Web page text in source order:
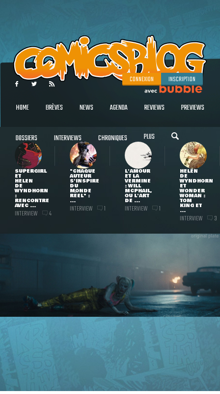
CONNEXION INSCRIPTION
HOME BRÈVES NEWS AGENDA REVIEWS PREVIEWS
DOSSIERS INTERVIEWS CHRONIQUES PLUS
SUPERGIRL
ET
HELEN
DE
WYNDHORN
:
RENCONTRE
AVEC ...
INTERVIEW 4
"CHAQUE
AUTEUR
S'INSPIRE
DU
MONDE
RÉEL" :
...
INTERVIEW 1
L'AMOUR
ET LA
VERMINE
: WILL
MCPHAIL,
OU L'ART
DE ...
INTERVIEW 1
HELEN
DE
WYNDHORN
ET
WONDER
WOMAN :
TOM
KING ET
...
INTERVIEW 3